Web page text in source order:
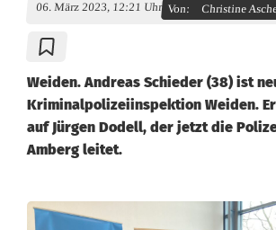
06. März 2023, 12:21 Uhr Von: Christine
Weiden. Andreas Schieder (38) ist
Kriminalpolizeiinspektion Weiden.
auf Jürgen Dodell, der jetzt die
Amberg leitet.
K